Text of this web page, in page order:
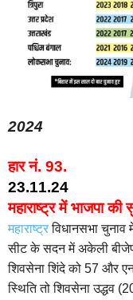
2024
हार नं. 93.
23.11.24
महाराष्ट्र में भाजपा
महाराष्ट्रविधानसभा चुनाव
सीट के सदन में अकेली
शिवसेना शिंदे को 57 और
स्थिति तो शिवसेना उद्धव